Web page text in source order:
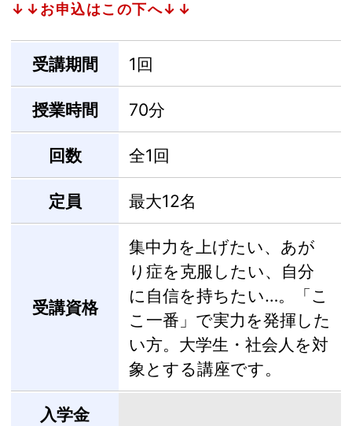
↓↓お申込はこの下へ↓↓
受講期間 1回
授業時間 70分
回数 全1回
定員 最大12名
受講資格
集中力を上げたい、あが
り症を克服したい、自分
に自信を持ちたい…。「こ
こ一番」で実力を発揮した
い方。大学生・社会人を対
象とする講座です。
入学金